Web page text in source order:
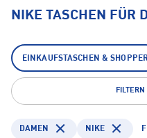
NIKE TASCHEN FÜR
EINKAUFSTASCHEN &
DAMEN NIKE